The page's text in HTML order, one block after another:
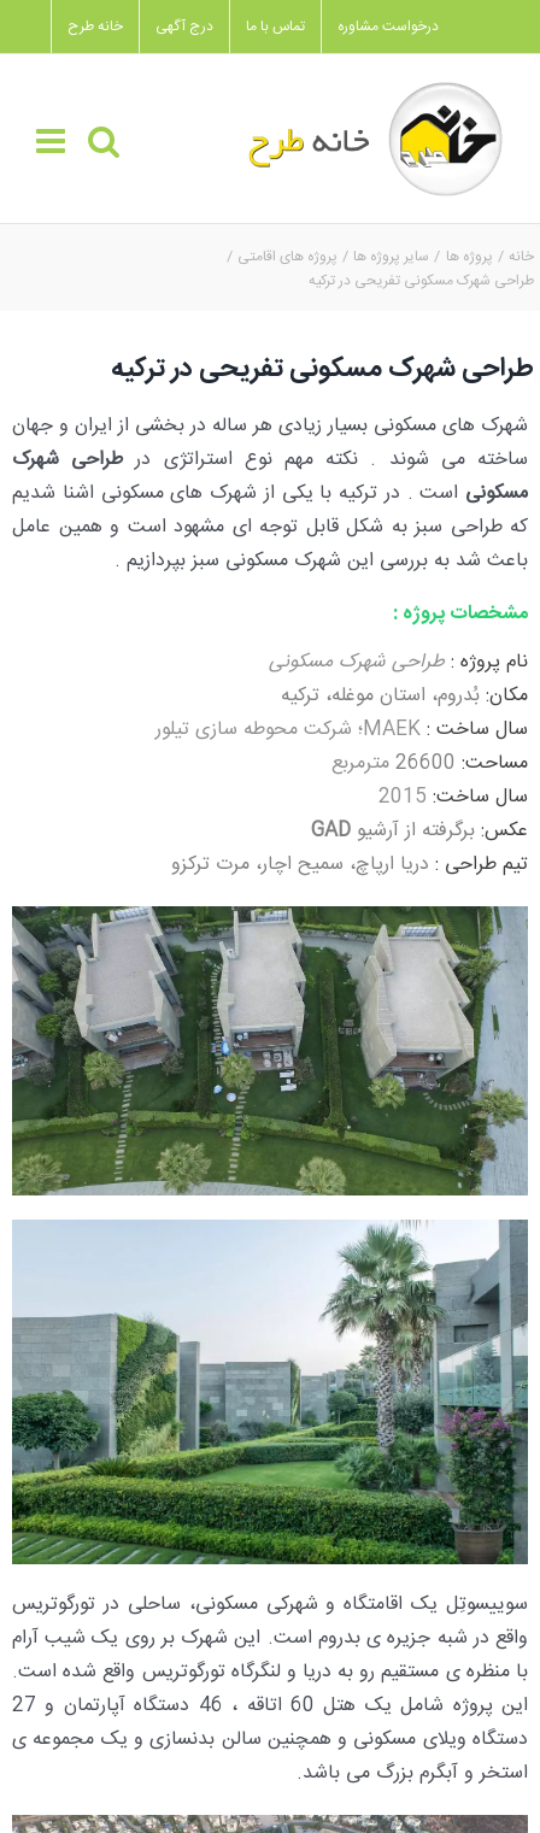
to
content
خانه طرح درج آگهی تماس با ما درخواست مشاوره
خانه پروژه ها سایر پروژه ها
پروژه های اقامتی
طراحی شهرک مسکونی تفریحی در ترکیه
طراحی شهرک مسکونی تفریحی در ترکیه
شهرک های مسکونی بسیار زیادی هر ساله در بخشی از ایران و جهان
ساخته می شوند . نکته مهم نوع استراتژی درطراحی شهرک
مسکونی است . در ترکیه با یکی از شهرک های مسکونی اشنا شدیم
که طراحی سبز به شکل قابل توجه ای مشهود است و همین عامل
باعث شد به بررسی این شهرک مسکونی سبز بپردازیم .
مشخصات پروژه :
نام پروژه :طراحی شهرک مسکونی
مکان:بُدروم، استان موغله، ترکیه
سال ساخت :MAEK؛ شرکت محوطه سازی تیلور
مساحت: 26600مترمربع
سال ساخت: 2015
عکس:برگرفته از آرشیو GAD
تیم طراحی : دریا ارپاچ، سمیح اچار، مرت ترکزو
سوییسوتِل یک اقامتگاه و شهرکی مسکونی، ساحلی در تورگوتریس
واقع در شبه جزیره ی بدروم است. این شهرک بر روی یک شیب آرام
با منظره ی مستقیم رو به دریا و لنگرگاه تورگوتریس واقع شده است.
این پروژه شامل یک هتل 60 اتاقه ، 46 دستگاه آپارتمان و 27
دستگاه ویلای مسکونی و همچنین سالن بدنسازی و یک مجموعه ی
استخر و آبگرم بزرگ می باشد.